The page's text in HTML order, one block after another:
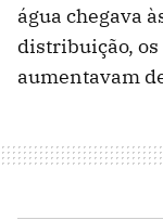
água chegava
distribuição,
aumentavam